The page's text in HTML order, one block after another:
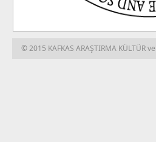
© 2015 KAFKAS ARAŞTIRMA KÜLTÜR